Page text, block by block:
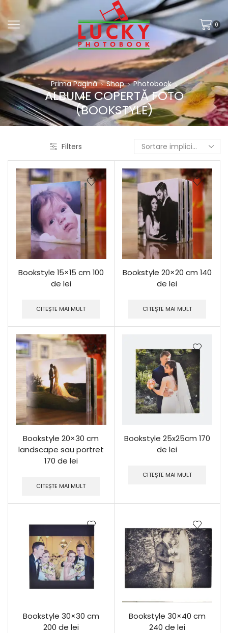
0
Prima Pagină Shop Photobook
ALBUME COPERTĂ FOTO
(BOOKSTYLE)
Filters
Bookstyle 15×15 cm 100
de lei
CITEȘTE MAI MULT
Bookstyle 20×20 cm 140
de lei
CITEȘTE MAI MULT
Bookstyle 20×30 cm
landscape sau portret
170 de lei
CITEȘTE MAI MULT
Bookstyle 25x25cm 170
de lei
CITEȘTE MAI MULT
Bookstyle 30×30 cm
200 de lei
Bookstyle 30×40 cm
240 de lei